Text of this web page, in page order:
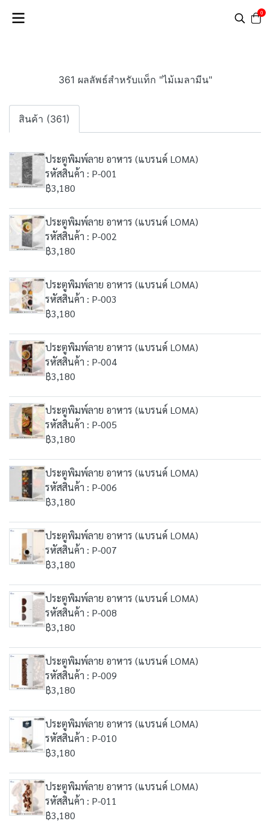
0
361 ผลลัพธ์สำหรับแท็ก "ไม้เมลามีน"
สินค้า (361)
ประตูพิมพ์ลาย อาหาร (แบรนด์ LOMA)
รหัสสินค้า : P-001
฿3,180
ประตูพิมพ์ลาย อาหาร (แบรนด์ LOMA)
รหัสสินค้า : P-002
฿3,180
ประตูพิมพ์ลาย อาหาร (แบรนด์ LOMA)
รหัสสินค้า : P-003
฿3,180
ประตูพิมพ์ลาย อาหาร (แบรนด์ LOMA)
รหัสสินค้า : P-004
฿3,180
ประตูพิมพ์ลาย อาหาร (แบรนด์ LOMA)
รหัสสินค้า : P-005
฿3,180
ประตูพิมพ์ลาย อาหาร (แบรนด์ LOMA)
รหัสสินค้า : P-006
฿3,180
ประตูพิมพ์ลาย อาหาร (แบรนด์ LOMA)
รหัสสินค้า : P-007
฿3,180
ประตูพิมพ์ลาย อาหาร (แบรนด์ LOMA)
รหัสสินค้า : P-008
฿3,180
ประตูพิมพ์ลาย อาหาร (แบรนด์ LOMA)
รหัสสินค้า : P-009
฿3,180
ประตูพิมพ์ลาย อาหาร (แบรนด์ LOMA)
รหัสสินค้า : P-010
฿3,180
ประตูพิมพ์ลาย อาหาร (แบรนด์ LOMA)
รหัสสินค้า : P-011
฿3,180